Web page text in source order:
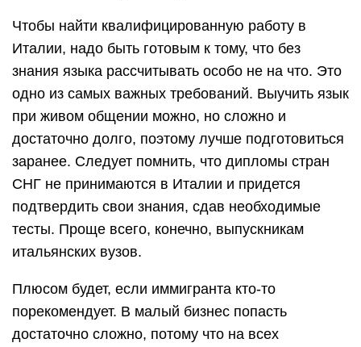
Чтобы найти квалифицированную работу в
Италии, надо быть готовым к тому, что без
знания языка рассчитывать особо не на что. Это
одно из самых важных требований. Выучить язык
при живом общении можно, но сложно и
достаточно долго, поэтому лучше подготовиться
заранее. Следует помнить, что дипломы стран
СНГ не принимаются в Италии и придется
подтвердить свои знания, сдав необходимые
тесты. Проще всего, конечно, выпускникам
итальянских вузов.
Плюсом будет, если иммигранта кто-то
порекомендует. В малый бизнес попасть
достаточно сложно, потому что на всех